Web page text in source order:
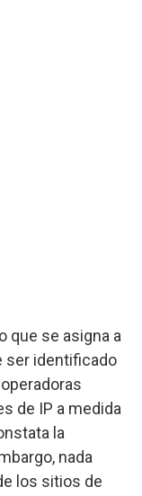
que se asigna a
ser identificado
de IP a medida
la
nada
los sitios de